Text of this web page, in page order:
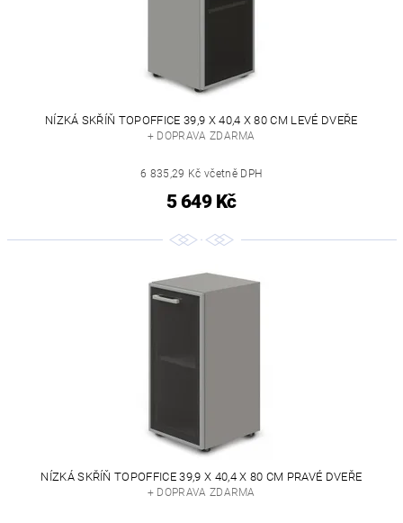
NÍZKÁ SKŘÍŇ TOPOFFICE 39,9 X 40,4 X 80 CM LEVÉ DVEŘE
+ DOPRAVA ZDARMA
6 835,29 Kč včetně DPH
5 649 Kč
NÍZKÁ SKŘÍŇ TOPOFFICE 39,9 X 40,4 X 80 CM PRAVÉ DVEŘE
+ DOPRAVA ZDARMA